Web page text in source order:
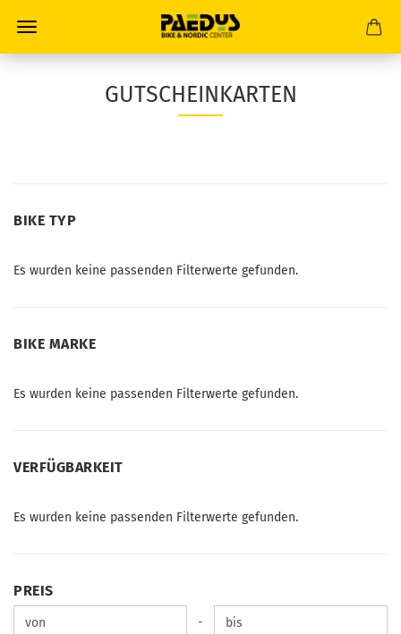
GUTSCHEINKARTEN
BIKE
BIKE TYP
Es wurden keine passenden Filterwerte gefunden.
BIKE
BIKE MARKE
Es wurden keine passenden Filterwerte gefunden.
VERFÜGBARKEIT
VERFÜGBARKEIT
Es wurden keine passenden Filterwerte gefunden.
PREIS
PREIS
Preis bis -